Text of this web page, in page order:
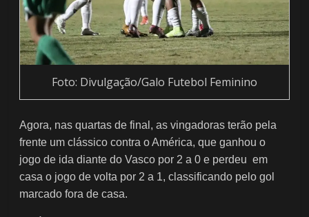
Foto: Divulgação/Galo Futebol Feminino
Agora, nas quartas de final, as vingadoras terão pela
frente um clássico contra o América, que ganhou o
jogo de ida diante do Vasco por 2 a 0 e perdeu em
casa o jogo de volta por 2 a 1, classificando pelo gol
marcado fora de casa.